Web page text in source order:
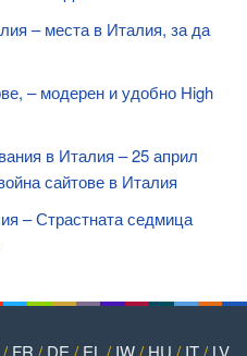
– места в Италия, за да
– модерен и удобно High
в Италия – 25 април
сайтове в Италия
– Страстната седмица
/ FR / DE / EL / IW/ HU / IT/ LV